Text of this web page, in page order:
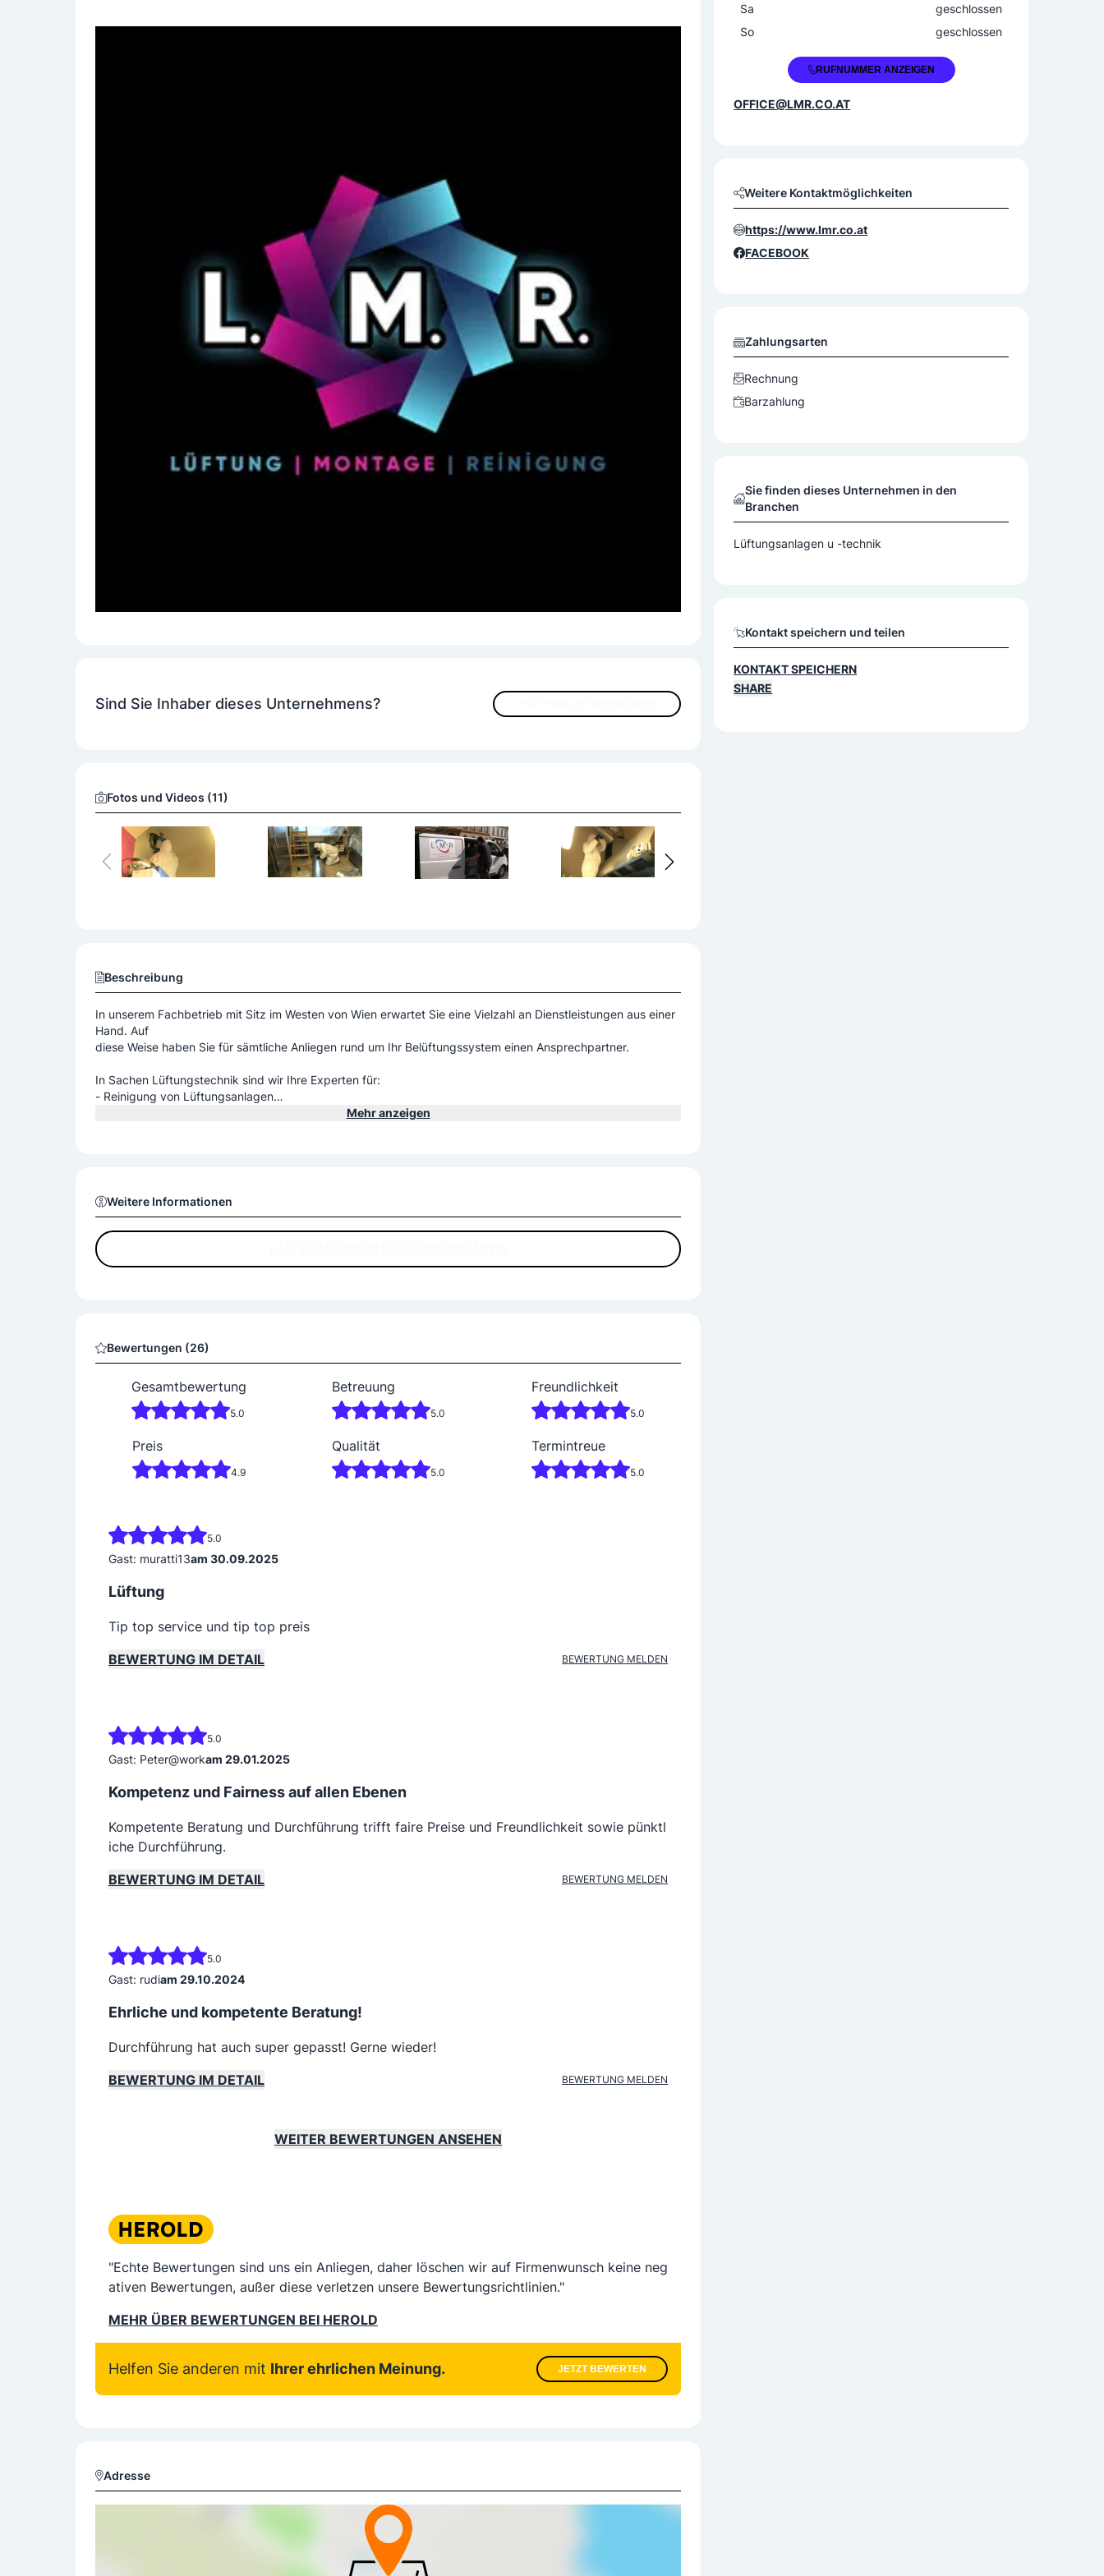
Sind Sie Inhaber dieses Unternehmens?
Fotos und Videos (11)
Beschreibung
In unserem Fachbetrieb mit Sitz im Westen von Wien erwartet Sie eine Vielzahl an Dienstleistungen aus einer
Hand. Auf
diese Weise haben Sie für sämtliche Anliegen rund um Ihr Belüftungssystem einen Ansprechpartner.
In Sachen Lüftungstechnik sind wir Ihre Experten für:
- Reinigung von Lüftungsanlagen
Mehr anzeigen
Weitere Informationen
Bewertungen (26)
Gesamtbewertung
5.0
Betreuung
5.0
Freundlichkeit
5.0
Preis
4.9
Qualität
5.0
Termintreue
5.0
5.0
Gast: muratti13am 30.09.2025
Lüftung
Tip top service und tip top preis
BEWERTUNG IM DETAIL
BEWERTUNG MELDEN
5.0
Gast: Peter@workam 29.01.2025
Kompetenz und Fairness auf allen Ebenen
Kompetente Beratung und Durchführung trifft faire Preise und Freundlichkeit sowie pünktl
iche Durchführung.
BEWERTUNG IM DETAIL
BEWERTUNG MELDEN
5.0
Gast: rudiam 29.10.2024
Ehrliche und kompetente Beratung!
Durchführung hat auch super gepasst! Gerne wieder!
BEWERTUNG IM DETAIL
BEWERTUNG MELDEN
WEITER BEWERTUNGEN ANSEHEN
"Echte Bewertungen sind uns ein Anliegen, daher löschen wir auf Firmenwunsch keine neg
ativen Bewertungen, außer diese verletzen unsere Bewertungsrichtlinien."
MEHR ÜBER BEWERTUNGEN BEI HEROLD
Helfen Sie anderen mit Ihrer ehrlichen Meinung. JETZT BEWERTEN
Adresse
Sa
geschlossen
So
geschlossen
+43 699 18037760RUFNUMMER ANZEIGEN
OFFICE@LMR.CO.AT
Weitere Kontaktmöglichkeiten
https://www.lmr.co.at
FACEBOOK
Zahlungsarten
Rechnung
Barzahlung
Sie finden dieses Unternehmen in den
Branchen
Lüftungsanlagen u -technik
Kontakt speichern und teilen
KONTAKT SPEICHERN
SHARE